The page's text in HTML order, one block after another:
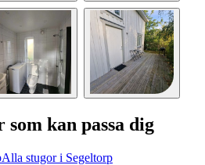
kan passa dig
Alla stugor i Segeltorp